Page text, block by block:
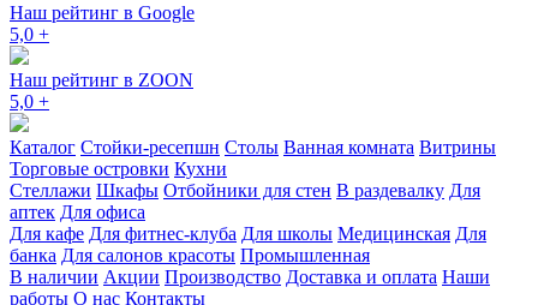
Наш рейтинг в Google
5,0 +
Наш рейтинг в ZOON
5,0 +
Каталог Стойки-ресепшн Столы Ванная комната Витрины
Торговые островки Кухни
Стеллажи Шкафы Отбойники для стен В раздевалку Для
аптек Для офиса
Для кафе Для фитнес-клуба Для школы Медицинская Для
банка Для салонов красоты Промышленная
В наличии Акции Производство Доставка и оплата Наши
работы О нас Контакты